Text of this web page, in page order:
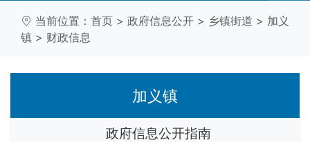
当前位置： 首页 > 政府信息公开 > 乡镇街道 > 加义
镇 > 财政信息
加义镇
政府信息公开指南